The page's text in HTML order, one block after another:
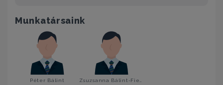
Munkatársaink
Péter Bálint
Zsuzsanna Bálint-Fiedler